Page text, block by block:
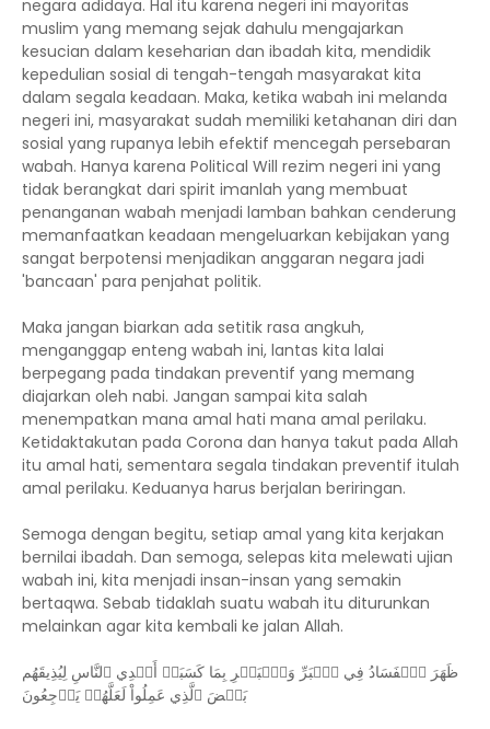
negara adidaya. Hal itu karena negeri ini mayoritas
muslim yang memang sejak dahulu mengajarkan
kesucian dalam keseharian dan ibadah kita, mendidik
kepedulian sosial di tengah-tengah masyarakat kita
dalam segala keadaan. Maka, ketika wabah ini melanda
negeri ini, masyarakat sudah memiliki ketahanan diri dan
sosial yang rupanya lebih efektif mencegah persebaran
wabah. Hanya karena Political Will rezim negeri ini yang
tidak berangkat dari spirit imanlah yang membuat
penanganan wabah menjadi lamban bahkan cenderung
memanfaatkan keadaan mengeluarkan kebijakan yang
sangat berpotensi menjadikan anggaran negara jadi
'bancaan' para penjahat politik.
Maka jangan biarkan ada setitik rasa angkuh,
menganggap enteng wabah ini, lantas kita lalai
berpegang pada tindakan preventif yang memang
diajarkan oleh nabi. Jangan sampai kita salah
menempatkan mana amal hati mana amal perilaku.
Ketidaktakutan pada Corona dan hanya takut pada Allah
itu amal hati, sementara segala tindakan preventif itulah
amal perilaku. Keduanya harus berjalan beriringan.
Semoga dengan begitu, setiap amal yang kita kerjakan
bernilai ibadah. Dan semoga, selepas kita melewati ujian
wabah ini, kita menjadi insan-insan yang semakin
bertaqwa. Sebab tidaklah suatu wabah itu diturunkan
melainkan agar kita kembali ke jalan Allah.
ظَهَرَ ٱلۡفَسَادُ فِي ٱلۡبَرِّ وَٱلۡبَحۡرِ بِمَا كَسَبَتۡ أَيۡدِي ٱلنَّاسِ لِيُذِيقَهُم
بَعۡضَ ٱلَّذِي عَمِلُواْ لَعَلَّهُمۡ يَرۡجِعُونَ